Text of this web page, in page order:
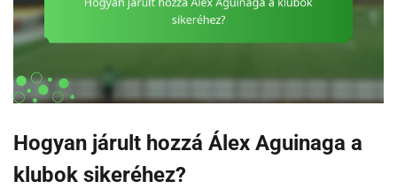
Hogyan járult hozzá Álex Aguinaga a
klubok sikeréhez?